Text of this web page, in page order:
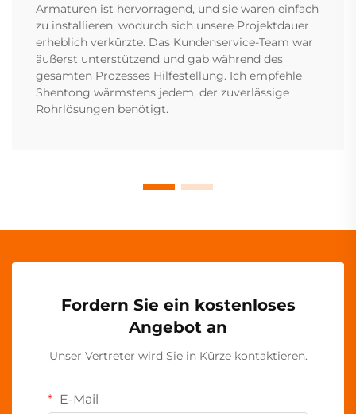
Armaturen ist hervorragend, und sie waren einfach
zu installieren, wodurch sich unsere Projektdauer
erheblich verkürzte. Das Kundenservice-Team war
äußerst unterstützend und gab während des
gesamten Prozesses Hilfestellung. Ich empfehle
Shentong wärmstens jedem, der zuverlässige
Rohrlösungen benötigt.
Fordern Sie ein kostenloses
Angebot an
Unser Vertreter wird Sie in Kürze kontaktieren.
E-Mail